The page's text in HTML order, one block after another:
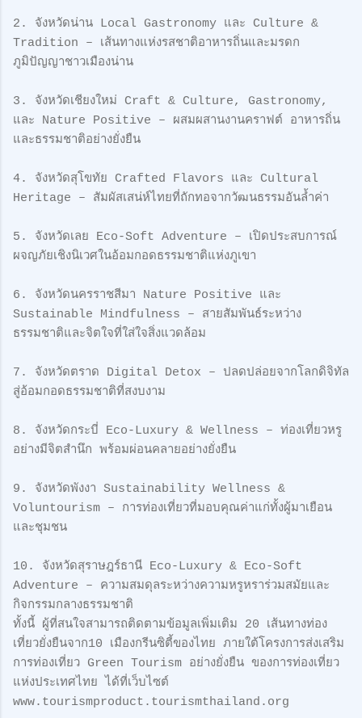
2. จังหวัดน่าน Local Gastronomy และ Culture &
Tradition – เส้นทางแห่งรสชาติอาหารถิ่นและมรดก
ภูมิปัญญาชาวเมืองน่าน
3. จังหวัดเชียงใหม่ Craft & Culture, Gastronomy,
และ Nature Positive – ผสมผสานงานคราฟต์ อาหารถิ่น
และธรรมชาติอย่างยั่งยืน
4. จังหวัดสุโขทัย Crafted Flavors และ Cultural
Heritage – สัมผัสเสน่ห์ไทยที่ถักทอจากวัฒนธรรมอันล้ำค่า
5. จังหวัดเลย Eco-Soft Adventure – เปิดประสบการณ์
ผจญภัยเชิงนิเวศในอ้อมกอดธรรมชาติแห่งภูเขา
6. จังหวัดนครราชสีมา Nature Positive และ
Sustainable Mindfulness – สายสัมพันธ์ระหว่าง
ธรรมชาติและจิตใจที่ใส่ใจสิ่งแวดล้อม
7. จังหวัดตราด Digital Detox – ปลดปล่อยจากโลกดิจิทัล
สู่อ้อมกอดธรรมชาติที่สงบงาม
8. จังหวัดกระบี่ Eco-Luxury & Wellness – ท่องเที่ยวหรู
อย่างมีจิตสำนึก พร้อมผ่อนคลายอย่างยั่งยืน
9. จังหวัดพังงา Sustainability Wellness &
Voluntourism – การท่องเที่ยวที่มอบคุณค่าแก่ทั้งผู้มาเยือน
และชุมชน
10. จังหวัดสุราษฎร์ธานี Eco-Luxury & Eco-Soft
Adventure – ความสมดุลระหว่างความหรูหราร่วมสมัยและ
กิจกรรมกลางธรรมชาติ
ทั้งนี้ ผู้ที่สนใจสามารถติดตามข้อมูลเพิ่มเติม 20 เส้นทางท่อง
เที่ยวยั่งยืนจาก10 เมืองกรีนซิตี้ของไทย ภายใต้โครงการส่งเสริม
การท่องเที่ยว Green Tourism อย่างยั่งยืน ของการท่องเที่ยว
แห่งประเทศไทย ได้ที่เว็บไซต์
www.tourismproduct.tourismthailand.org